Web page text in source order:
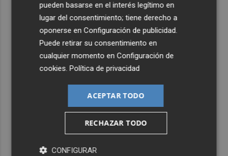
pueden basarse en el interés legítimo en
lugar del consentimiento; tiene derecho a
oponerse enConfiguración de publicidad.
Puede retirar su consentimiento en
cualquier momento enConfiguración de
cookies.Política de privacidad
ACEPTAR TODO
RECHAZAR TODO
CONFIGURAR